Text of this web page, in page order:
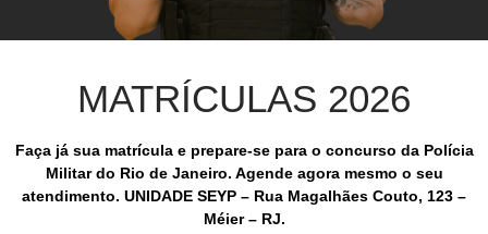
MATRÍCULAS 2026
Faça já sua matrícula e prepare-se para o concurso da Polícia
Militar do Rio de Janeiro. Agende agora mesmo o seu
atendimento. UNIDADE SEYP – Rua Magalhães Couto, 123 –
Méier – RJ.